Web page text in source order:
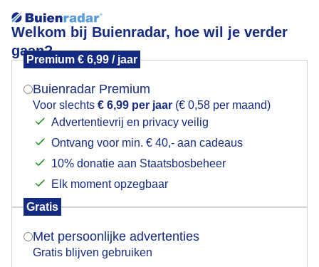
Welkom bij Buienradar, hoe wil je verder
gaan?
Premium € 6,99 / jaar
Buienradar Premium
Voor slechts € 6,99 per jaar (€ 0,58 per maand)
Advertentievrij en privacy veilig
Ontvang voor min. € 40,- aan cadeaus
10% donatie aan Staatsbosbeheer
Elk moment opzegbaar
Gratis
Met persoonlijke advertenties
Gratis blijven gebruiken
Paarse heide en blauwe lucht
Mogen we je locatie gebruiken voor het
Indien je hier nog geen akkoord op hebt gegeven,
verschijnt er zo een pop-up uit je browser waarin
Is goed, toon de popup